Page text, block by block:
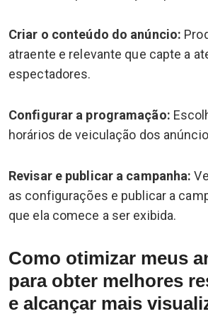
Criar o conteúdo do anúncio:
atraente e relevante que capte a
espectadores.
Configurar a programação:
horários de veiculação dos
Revisar e publicar a campanha:
as configurações e publicar a
que ela comece a ser exibida.
Como otimizar meus
para obter melhores
e alcançar mais